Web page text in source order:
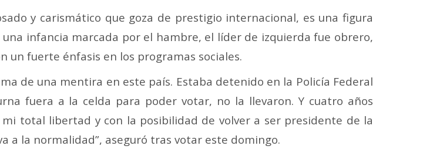
y carismático que goza de prestigio internacional, es una figura
infancia marcada por el hambre, el líder de izquierda fue obrero,
un fuerte énfasis en los programas sociales.
de una mentira en este país. Estaba detenido en la Policía Federal
fuera a la celda para poder votar, no la llevaron. Y cuatro años
total libertad y con la posibilidad de volver a ser presidente de la
a la normalidad”, aseguró tras votar este domingo.